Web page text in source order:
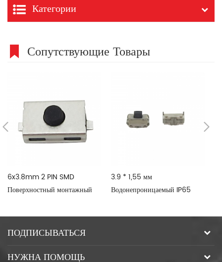
Категории
Сопутствующие Товары
6x3.8mm 2 PIN SMD
Поверхностный монтажный
переключатель
3.9 * 1,55 мм
Водонепроницаемый IP65
Выключатель для мобильного
ПОДПИСЫВАТЬСЯ
НУЖНА ПОМОЩЬ